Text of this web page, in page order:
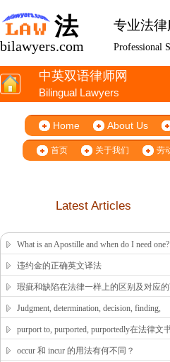
法 专业法律
Professional
bilawyers.com
中英双语律师网
Bilingual Lawyers
Home About Us
首页 关于我们 劳
Latest Articles
What is an Apostille and when do I need one?
违约金的正确英文译法
瑕疵和缺陷在法律一样上的区别及对应
文翻译
Judgment, determination, decision, finding,
ruling, verdict, conclude等的译法
purport to, purported, purportedly在法律文
的译法
occur 和 incur 的用法有何不同？